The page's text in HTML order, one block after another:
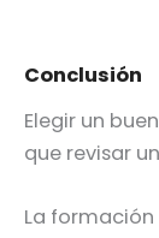
Conclusión
Elegir un
que revisar
La